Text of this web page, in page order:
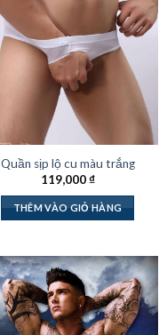
Quần sịp lộ cu màu trắng
119,000₫
THÊM VÀO GIỎ HÀNG